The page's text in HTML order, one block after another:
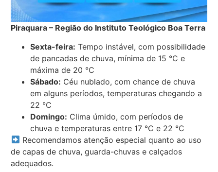
Piraquara – Região do Instituto Teológico Boa Terra
Sexta-feira: Tempo instável, com possibilidade
de pancadas de chuva, mínima de 15 °C e
máxima de 20 °C
Sábado: Céu nublado, com chance de chuva
em alguns períodos, temperaturas chegando a
22 °C
Domingo: Clima úmido, com períodos de
chuva e temperaturas entre 17 °C e 22 °C
Recomendamos atenção especial quanto ao uso
de capas de chuva, guarda-chuvas e calçados
adequados.